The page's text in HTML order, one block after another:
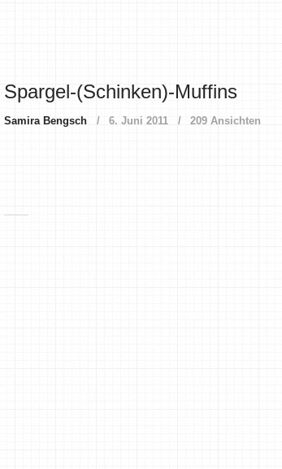
Spargel-(Schinken)-Muffins
Samira Bengsch 6. Juni 2011 209 Ansichten